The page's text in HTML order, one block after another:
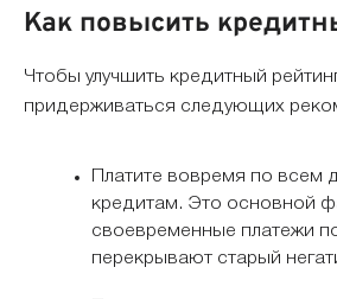
Как повысить
Чтобы улучшить кредитный
придерживаться следующих
Платите вовремя по всем
кредитам. Это основной
своевременные платежи
перекрывают старый